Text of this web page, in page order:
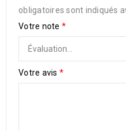
obligatoires sont indiqués
Votre note *
Votre avis *